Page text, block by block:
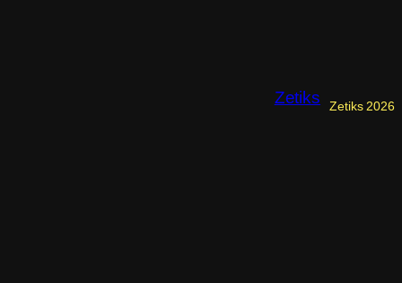
Zetiks Zetiks 2026